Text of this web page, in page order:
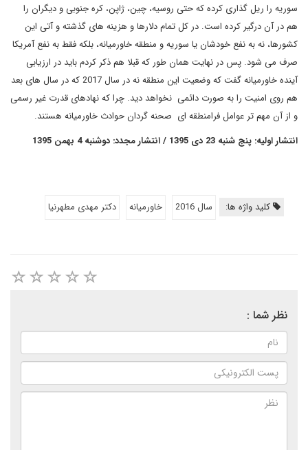
سوریه را ریل گذاری کرده که حتی روسیه، چین، ژاپن، کره جنوبی و دیگران را
هم در آن درگیر کرده است. در کل تمام دلارها و هزینه های گذشته و آتی این
کشورها، نه به نفع خودشان یا سوریه و منطقه خاورمیانه، بلکه فقط به نفع آمریکا
صرف می شود. پس در نهایت همان طور که قبلا هم ذکر کردم باید در ارزیابی
آینده خاورمیانه گفت که وضعیت این منطقه نه در سال 2017 که در سال های بعد
هم روی امنیت را به صورت دائمی نخواهد دید. چرا که نهادهای قدرت غیر رسمی
و از آن مهم تر عوامل فرامنطقه ای صحنه گردان حوادث خاورمیانه هستند.
انتشار اولیه: پنج شنبه 23 دی 1395 / انتشار مجدد: دوشنبه 4 بهمن 1395
کلید واژه ها: سال 2016 خاورمیانه دکتر مهدی مطهرنیا
نظر شما :